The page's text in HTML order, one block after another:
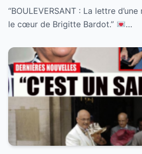
Bardot.”
À 53 ans,
tout vu, tout vécu. Mais
qu’elle n’oubliera jamais.
ma vie il y a 25 ans.”
de Claire, l’inconnue qui a
que sa vie, malgré les
sens sacré.
“BOULEVERSANT : La lettre
le cœur de Brigitte Bardot.”
…